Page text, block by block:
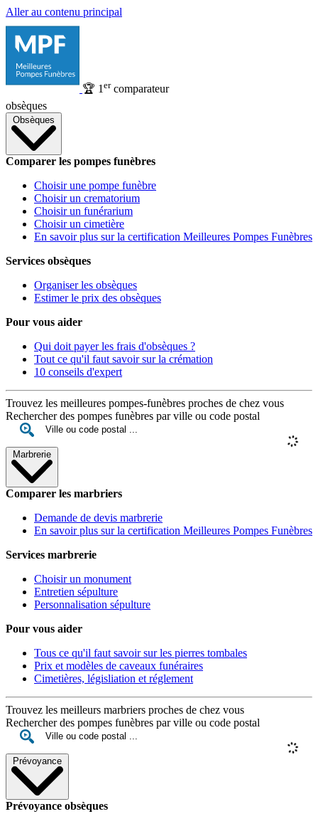
Aller au contenu principal
🏆 1 ercomparateur
obsèques
Obsèques
Comparer les pompes funèbres
Choisir une pompe funèbre
Choisir un crematorium
Choisir un funérarium
Choisir un cimetière
En savoir plus sur la certification Meilleures Pompes Funèbres
Services obsèques
Organiser les obsèques
Estimer le prix des obsèques
Pour vous aider
Qui doit payer les frais d'obsèques ?
Tout ce qu'il faut savoir sur la crémation
10 conseils d'expert
Trouvez les meilleures pompes-funèbres proches de chez vous
Rechercher des pompes funèbres par ville ou code postal
Marbrerie
Comparer les marbriers
Demande de devis marbrerie
En savoir plus sur la certification Meilleures Pompes Funèbres
Services marbrerie
Choisir un monument
Entretien sépulture
Personnalisation sépulture
Pour vous aider
Tous ce qu'il faut savoir sur les pierres tombales
Prix et modèles de caveaux funéraires
Cimetières, législiation et réglement
Trouvez les meilleurs marbriers proches de chez vous
Rechercher des pompes funèbres par ville ou code postal
Prévoyance
Prévoyance obsèques